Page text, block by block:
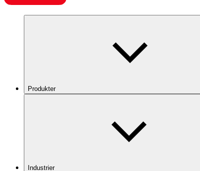
Produkter
Industrier